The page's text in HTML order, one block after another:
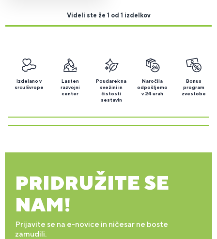
Videli ste že 1 od 1 izdelkov
Izdelano v
srcu Evrope
Lasten
razvojni
center
Poudarek na
svežini in
čistosti
sestavin
Naročila
odpošljemo
v 24 urah
Bonus
program
zvestobe
PRIDRUŽITE SE
NAM!
Prijavite se na e-novice in ničesar ne boste
zamudili.